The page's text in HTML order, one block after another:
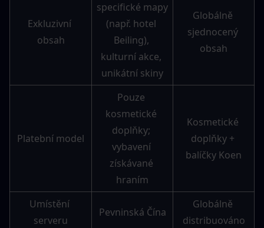
Exkluzivní
obsah
specifické mapy
(např. hotel
Beiling),
kulturní akce,
unikátní skiny
Globálně
sjednocený
obsah
Platební model
Pouze
kosmetické
doplňky;
vybavení
získávané
hraním
Kosmetické
doplňky +
balíčky Koen
Umístění
serveru
Pevninská Čína
Globálně
distribuováno